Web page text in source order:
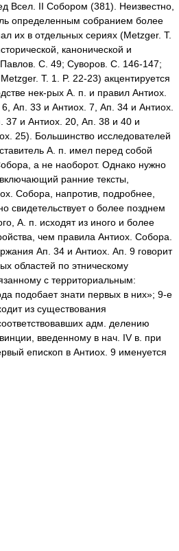
Всел. II Собором (381). Неизвестно,
определенным собранием более
их в отдельных сериях (Metzger. T.
канонической и
С. 49; Суворов. С. 146-147;
T. 1. P. 22-23) акцентируется
нек-рых А. п. и правил Антиох.
Ап. 33 и Антиох. 7, Ап. 34 и Антиох.
37 и Антиох. 20, Ап. 38 и 40 и
25). Большинство исследователей
А. п. имел перед собой
а не наоборот. Однако нужно
ранние тексты,
Собора, напротив, подробнее,
свидетельствует о более позднем
А. п. исходят из иного и более
чем правила Антиох. Собора.
Ап. 34 и Антиох. Ап. 9 говорит
областей по этническому
с территориальным:
подобает знати первых в них»; 9-е
из существования
адм. делению
введенному в нач. IV в. при
епископ в Антиох. 9 именуется